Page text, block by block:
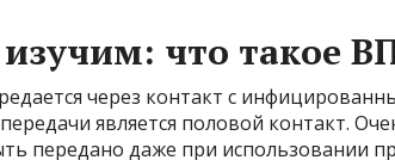
что такое
через контакт с
является половой контакт.
передано даже при использовании